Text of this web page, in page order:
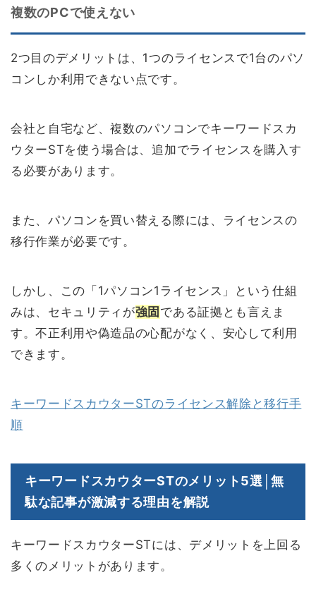
複数のPCで使えない
2つ目のデメリットは、1つのライセンスで1台のパソ
コンしか利用できない点です。
会社と自宅など、複数のパソコンでキーワードスカ
ウターSTを使う場合は、追加でライセンスを購入す
る必要があります。
また、パソコンを買い替える際には、ライセンスの
移行作業が必要です。
しかし、この「1パソコン1ライセンス」という仕組
みは、セキュリティが強固 である証拠とも言えま
す。不正利用や偽造品の心配がなく、安心して利用
できます。
キーワードスカウターSTのライセンス解除と移行手
順
キーワードスカウターSTのメリット5選│無
駄な記事が激減する理由を解説
キーワードスカウターSTには、デメリットを上回る
多くのメリットがあります。